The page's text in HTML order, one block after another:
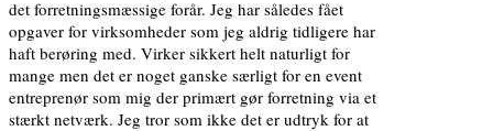
det forretningsmæssige forår. Jeg har således fået
opgaver for virksomheder som jeg aldrig tidligere har
haft berøring med. Virker sikkert helt naturligt for
mange men det er noget ganske særligt for en event
entreprenør som mig der primært gør forretning via et
stærkt netværk. Jeg tror som ikke det er udtryk for at